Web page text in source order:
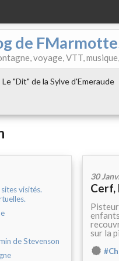
de
voyage, VTT,
Le "Dit" de la Sylve d'Emeraude
visités.
de Stevenson
30
Cerf,
sur la